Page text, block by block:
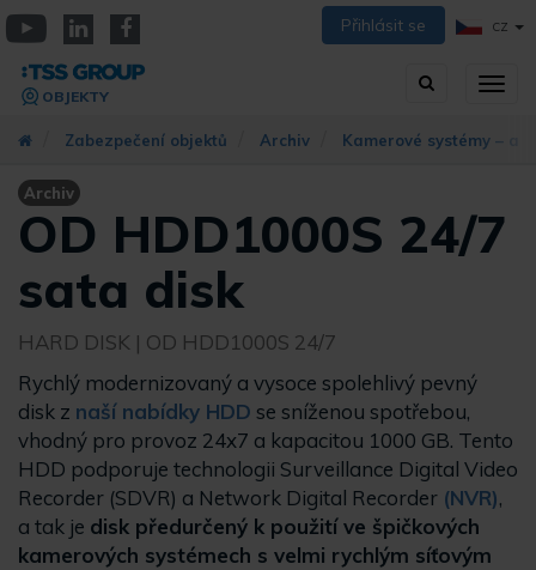
Přejít
k
hlavnímu
obsahu
Přihlásit se CZ
Vyhledávání
OBJEKTY
Zabezpečení objektů Archiv Kamerové systémy –
Archiv
OD HDD1000S 24/7
sata disk
HARD DISK | OD HDD1000S 24/7
Rychlý modernizovaný a vysoce spolehlivý pevný
disk z naší nabídky HDD se sníženou spotřebou,
vhodný pro provoz 24x7 a kapacitou 1000 GB. Tento
HDD podporuje technologii Surveillance Digital Video
Recorder (SDVR) a Network Digital Recorder (NVR),
a tak je disk předurčený k použití ve špičkových
kamerových systémech s velmi rychlým síťovým